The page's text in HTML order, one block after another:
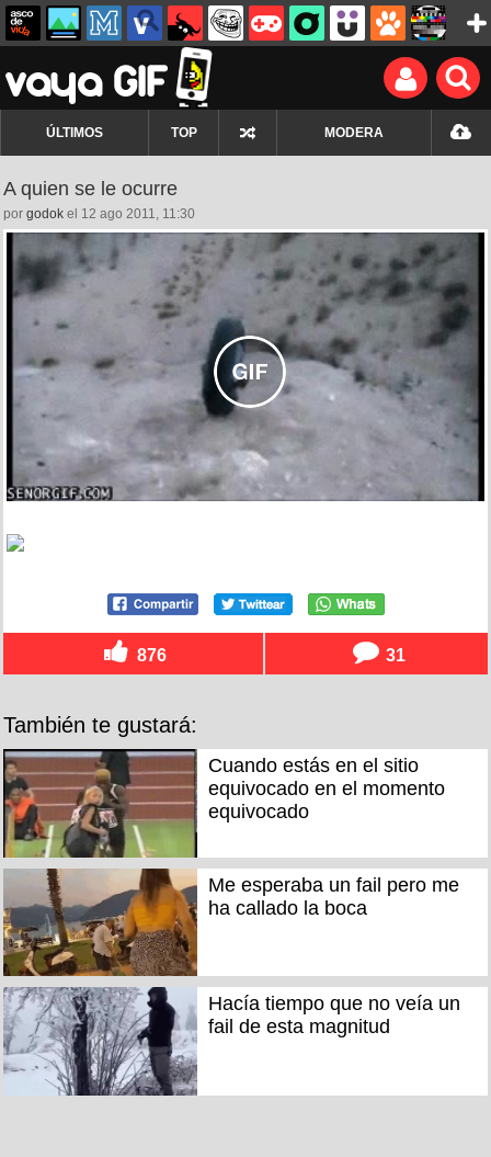
ÚLTIMOS TOP MODERA
A quien se le ocurre
por godok el 12 ago 2011, 11:30
876 31
También te gustará:
Cuando estás en el sitio
equivocado en el momento
equivocado
Me esperaba un fail pero me
ha callado la boca
Hacía tiempo que no veía un
fail de esta magnitud